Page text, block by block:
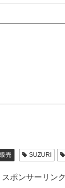
売 SUZURI
スポンサーリンク